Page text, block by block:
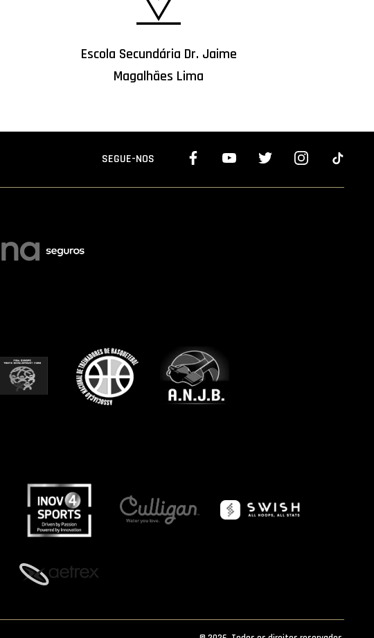
Escola Secundária Dr. Jaime
Magalhães Lima
SEGUE-NOS